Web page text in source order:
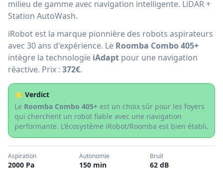
milieu de gamme avec navigation intelligente. LiDAR +
Station AutoWash.
iRobot est la marque pionnière des robots aspirateurs
avec 30 ans d'expérience. Le Roomba Combo 405+
intègre la technologie iAdapt pour une navigation
réactive. Prix : 372€.
⭐ Verdict
Le Roomba Combo 405+ est un choix sûr pour les foyers
qui cherchent un robot fiable avec une navigation
performante. L'écosystème iRobot/Roomba est bien établi.
Aspiration
2000 Pa
Autonomie
150 min
Bruit
62 dB